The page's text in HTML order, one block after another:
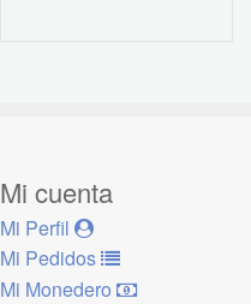
Mi cuenta
Mi Perfil
Mi Pedidos
Mi Monedero